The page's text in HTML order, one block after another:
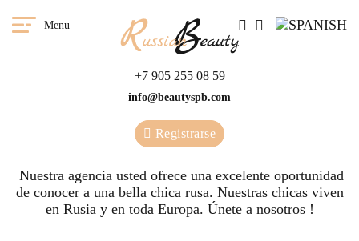
Menu
+7 905 255 08 59
info@beautyspb.com
Registrarse
Nuestra agencia usted ofrece una excelente oportunidad
de conocer a una bella chica rusa. Nuestras сhicas viven
en Rusia y en toda Europa. Únete a nosotros !